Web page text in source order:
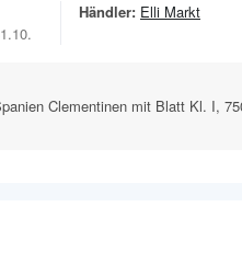
Händler: Elli Markt
Clementinen mit Blatt Kl. I,